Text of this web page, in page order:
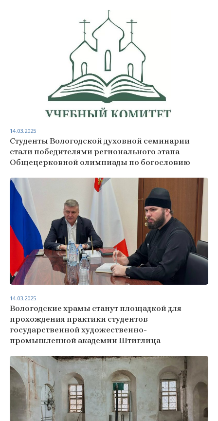
Студенты Вологодской духовной семинарии
стали победителями регионального этапа
Общецерковной олимпиады по богословию
14.03.2025
Вологодские храмы станут площадкой для
прохождения практики студентов
государственной художественно-
промышленной академии Штиглица
14.03.2025